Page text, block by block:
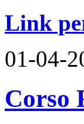
Link
01-04-
Corso